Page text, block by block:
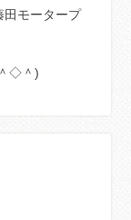
モータープ
◇＾)